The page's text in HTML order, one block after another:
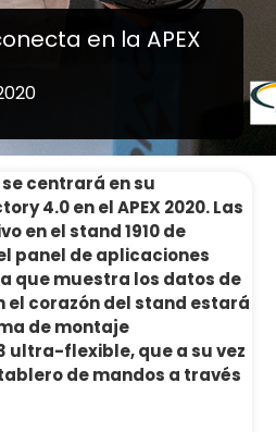
en la APEX
centrará en su
4.0 en el APEX 2020. Las
en el stand 1910 de
panel de aplicaciones
que muestra los datos de
el corazón del stand estará
de montaje
flexible, que a su vez
de mandos a través